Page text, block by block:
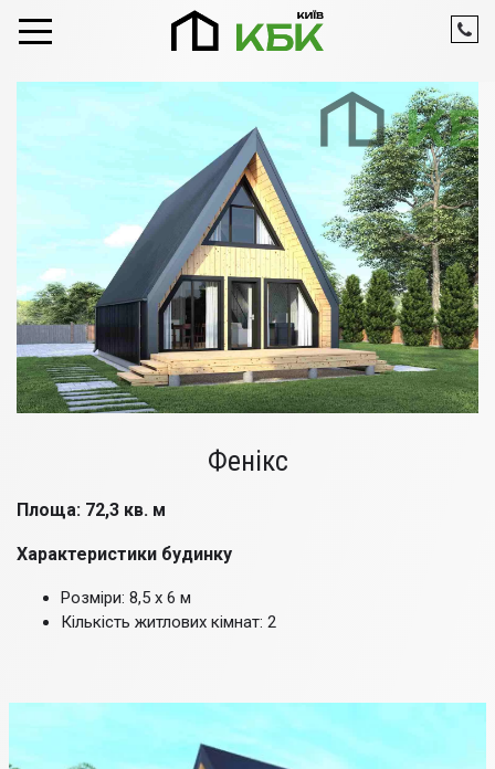
Фенікс
Площа: 72,3 кв. м
Характеристики будинку
Розміри: 8,5 х 6 м
Кількість житлових кімнат: 2